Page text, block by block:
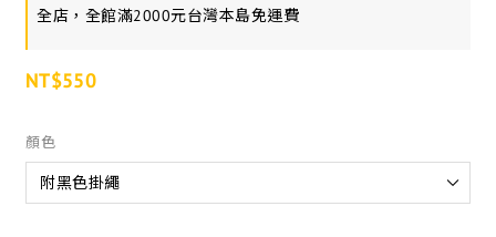
全店，全館滿2000元台灣本島免運費
NT$550
顏色